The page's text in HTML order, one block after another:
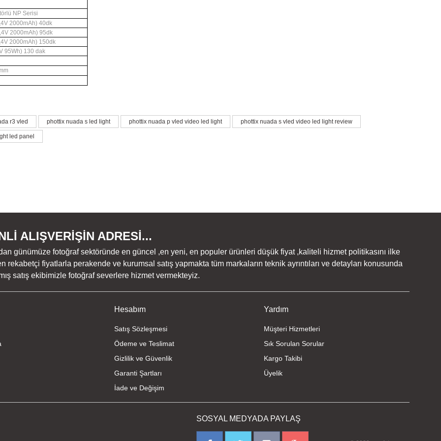
NP Serisi
2000mAh) 40dk
2000mAh) 95dk
2000mAh) 150dk
95Wh) 130 dak
Bu ürüne ilk yorumu siz yapın!
yetersiz gördüğünüz noktaları öneri formunu kullanarak tarafımıza iletebilirsiniz.
Gönder
r3 vled phottix nuada s led light phottix nuada p vled video led light phottix nuada s vled video led light review
led panel
ALIŞVERİŞİN ADRESİ...
günümüze fotoğraf sektöründe en güncel ,en yeni, en populer ürünleri düşük fiyat ,kaliteli hizmet politikasını ilke
rekabetçi fiyatlarla perakende ve kurumsal satış yapmakta tüm markaların teknik ayrıntıları ve detayları konusunda
satış ekibimizle fotoğraf severlere hizmet vermekteyiz.
Hesabım
Satış Sözleşmesi
Ödeme ve Teslimat
Gizlilik ve Güvenlik
Garanti Şartları
İade ve Değişim
Yardım
Müşteri Hizmetleri
Sık Sorulan Sorular
Kargo Takibi
Üyelik
SOSYAL MEDYADA PAYLAŞ